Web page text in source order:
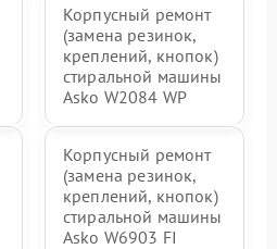
Корпусный ремонт
(замена резинок,
креплений, кнопок)
стиральной машины
Asko W2084 WP
Корпусный ремонт
(замена резинок,
креплений, кнопок)
стиральной машины
Asko W6903 FI